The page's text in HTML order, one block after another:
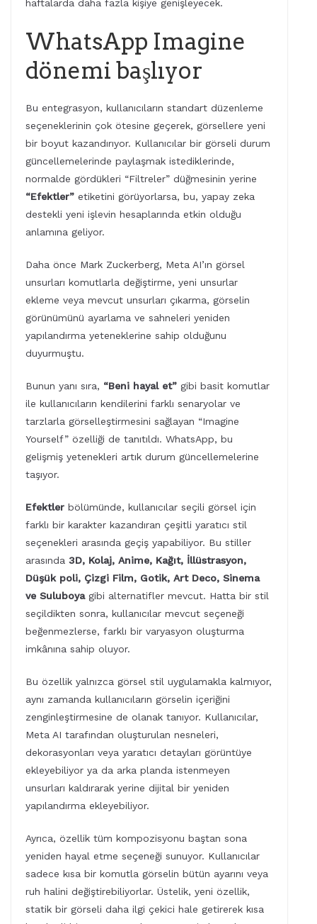
haftalarda daha fazla kişiye genişleyecek.
WhatsApp Imagine
dönemi başlıyor
Bu entegrasyon, kullanıcıların standart düzenleme
seçeneklerinin çok ötesine geçerek, görsellere yeni
bir boyut kazandırıyor. Kullanıcılar bir görseli durum
güncellemelerinde paylaşmak istediklerinde,
normalde gördükleri “Filtreler” düğmesinin yerine
“Efektler” etiketini görüyorlarsa, bu, yapay zeka
destekli yeni işlevin hesaplarında etkin olduğu
anlamına geliyor.
Daha önce Mark Zuckerberg, Meta AI’ın görsel
unsurları komutlarla değiştirme, yeni unsurlar
ekleme veya mevcut unsurları çıkarma, görselin
görünümünü ayarlama ve sahneleri yeniden
yapılandırma yeteneklerine sahip olduğunu
duyurmuştu.
Bunun yanı sıra, “Beni hayal et” gibi basit komutlar
ile kullanıcıların kendilerini farklı senaryolar ve
tarzlarla görselleştirmesini sağlayan “Imagine
Yourself” özelliği de tanıtıldı. WhatsApp, bu
gelişmiş yetenekleri artık durum güncellemelerine
taşıyor.
Efektler bölümünde, kullanıcılar seçili görsel için
farklı bir karakter kazandıran çeşitli yaratıcı stil
seçenekleri arasında geçiş yapabiliyor. Bu stiller
arasında 3D, Kolaj, Anime, Kağıt, İllüstrasyon,
Düşük poli, Çizgi Film, Gotik, Art Deco, Sinema
ve Suluboyagibi alternatifler mevcut. Hatta bir stil
seçildikten sonra, kullanıcılar mevcut seçeneği
beğenmezlerse, farklı bir varyasyon oluşturma
imkânına sahip oluyor.
Bu özellik yalnızca görsel stil uygulamakla kalmıyor,
aynı zamanda kullanıcıların görselin içeriğini
zenginleştirmesine de olanak tanıyor. Kullanıcılar,
Meta AI tarafından oluşturulan nesneleri,
dekorasyonları veya yaratıcı detayları görüntüye
ekleyebiliyor ya da arka planda istenmeyen
unsurları kaldırarak yerine dijital bir yeniden
yapılandırma ekleyebiliyor.
Ayrıca, özellik tüm kompozisyonu baştan sona
yeniden hayal etme seçeneği sunuyor. Kullanıcılar
sadece kısa bir komutla görselin bütün ayarını veya
ruh halini değiştirebiliyorlar. Üstelik, yeni özellik,
statik bir görseli daha ilgi çekici hale getirerek kısa